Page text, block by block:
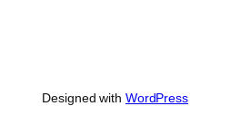
Designed with WordPress